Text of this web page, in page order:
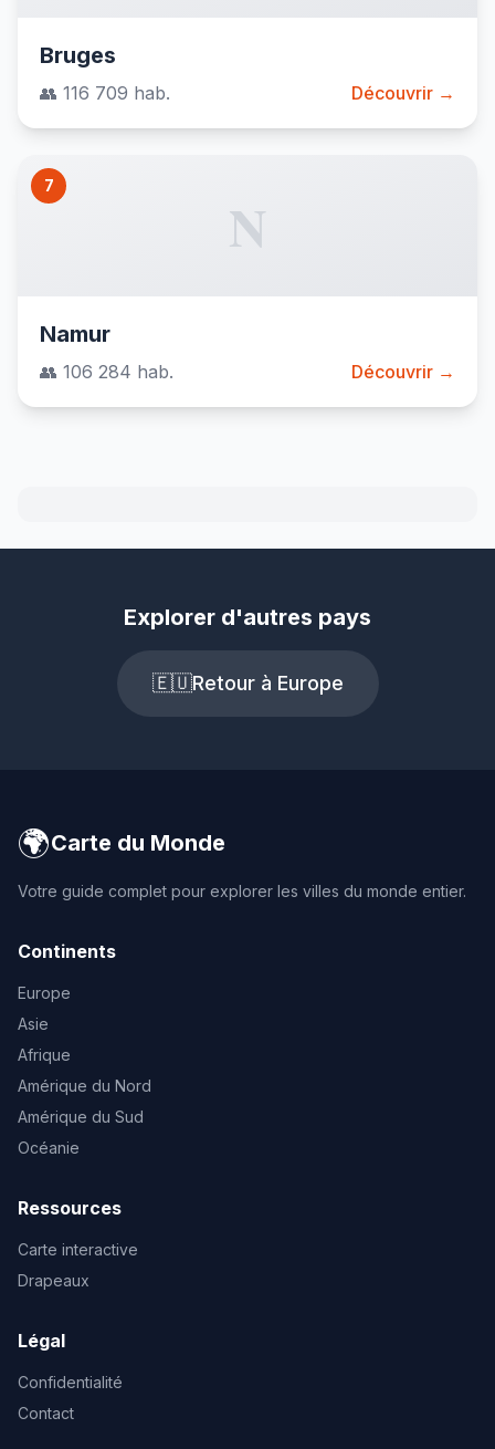
Bruges
👥 116 709 hab. Découvrir →
7
N
Namur
👥 106 284 hab. Découvrir →
Explorer d'autres pays
🇪🇺Retour à Europe
🌍Carte du Monde
Votre guide complet pour explorer les villes du monde entier.
Continents
Europe
Asie
Afrique
Amérique du Nord
Amérique du Sud
Océanie
Ressources
Carte interactive
Drapeaux
Légal
Confidentialité
Contact